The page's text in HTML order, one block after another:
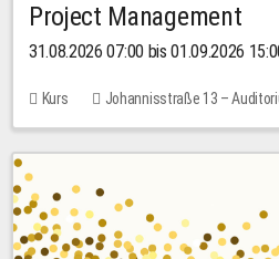
Project Management
31.08.2026 07:00 bis 01.09.2026
Kurs
Johannisstraße 13 –
Keine freien Plätze
30,00 EUR